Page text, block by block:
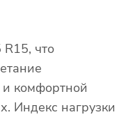
что
и комфортной
Индекс нагрузки